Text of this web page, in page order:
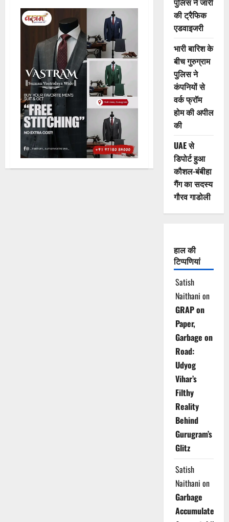
की
गुमशुदा
बच्ची,
गुरुग्राम
पुलिस
ने
परिवार
से
मिलवाया
की ट्रैफिक
एडवाइजरी
भारी बारिश के
बीच गुरुग्राम
पुलिस ने
कंपनियों से
वर्क फ्रॉम
होम की अपील
की
UAE से
डिपोर्ट हुआ
कौशल-बंबीहा
गैंग का सदस्य
गौरव गाडोली
हाल की
टिप्पणियां
Satish
Naithani on
GRAP on
Paper,
Garbage on
Road:
Udyog
Vihar’s
Filthy
Reality
Behind
Gurugram’s
Glitz
Satish
Naithani on
Garbage
Accumulates,